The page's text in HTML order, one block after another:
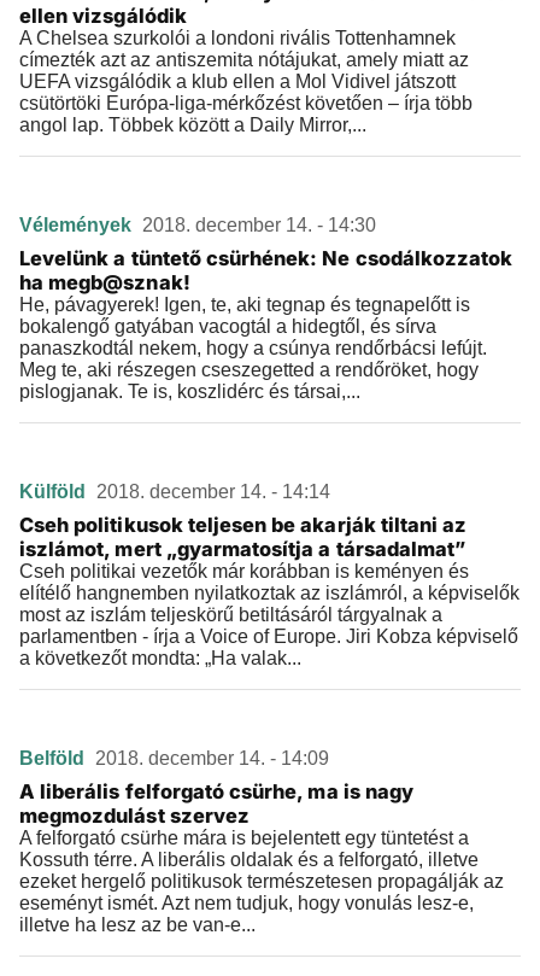
ellen vizsgálódik
A Chelsea szurkolói a londoni rivális Tottenhamnek
címezték azt az antiszemita nótájukat, amely miatt az
UEFA vizsgálódik a klub ellen a Mol Vidivel játszott
csütörtöki Európa-liga-mérkőzést követően – írja több
angol lap. Többek között a Daily Mirror,...
Vélemények 2018. december 14. - 14:30
Levelünk a tüntető csürhének: Ne csodálkozzatok
ha megb@sznak!
He, pávagyerek! Igen, te, aki tegnap és tegnapelőtt is
bokalengő gatyában vacogtál a hidegtől, és sírva
panaszkodtál nekem, hogy a csúnya rendőrbácsi lefújt.
Meg te, aki részegen cseszegetted a rendőröket, hogy
pislogjanak. Te is, koszlidérc és társai,...
Külföld 2018. december 14. - 14:14
Cseh politikusok teljesen be akarják tiltani az
iszlámot, mert „gyarmatosítja a társadalmat”
Cseh politikai vezetők már korábban is keményen és
elítélő hangnemben nyilatkoztak az iszlámról, a képviselők
most az iszlám teljeskörű betiltásáról tárgyalnak a
parlamentben - írja a Voice of Europe. Jiri Kobza képviselő
a következőt mondta: „Ha valak...
Belföld 2018. december 14. - 14:09
A liberális felforgató csürhe, ma is nagy
megmozdulást szervez
A felforgató csürhe mára is bejelentett egy tüntetést a
Kossuth térre. A liberális oldalak és a felforgató, illetve
ezeket hergelő politikusok természetesen propagálják az
eseményt ismét. Azt nem tudjuk, hogy vonulás lesz-e,
illetve ha lesz az be van-e...